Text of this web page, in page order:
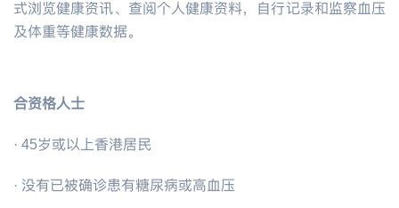
式浏览健康资讯、查阅个人健康资料，自行记录和监察血压
及体重等健康数据。
合资格人士
· 45岁或以上香港居民
· 没有已被确诊患有糖尿病或高血压